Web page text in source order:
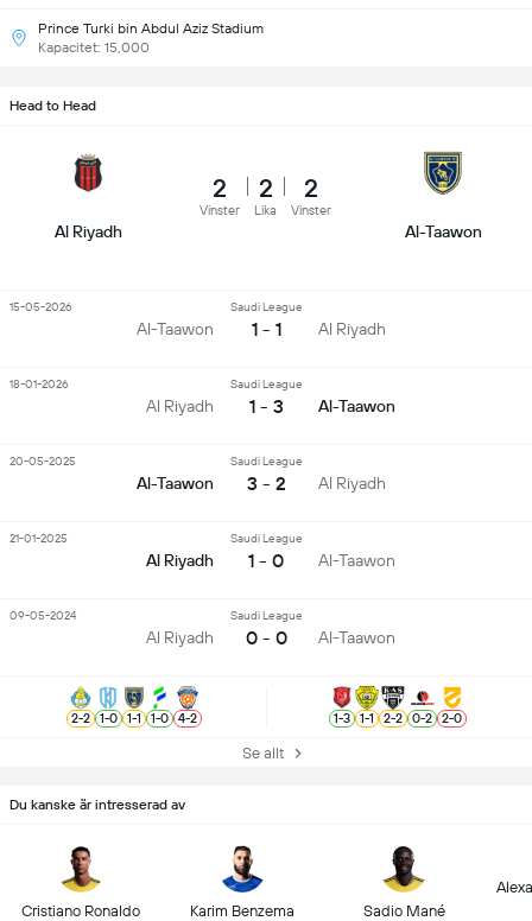
Prince Turki bin Abdul Aziz Stadium
Kapacitet: 15,000
Head to Head
Al Riyadh
2
Vinster
2
Lika
2
Vinster
Al-Taawon
Al-Taawon
Saudi League
1 - 1 Al Riyadh
15-05-2026
Al Riyadh
Saudi League
1 - 3 Al-Taawon
18-01-2026
Al-Taawon
Saudi League
3 - 2 Al Riyadh
20-05-2025
Al Riyadh
Saudi League
1 - 0 Al-Taawon
21-01-2025
Al Riyadh
Saudi League
0 - 0 Al-Taawon
09-05-2024
2-2 1-0 1-1 1-0 4-2 1-3 1-1 2-2 0-2 2-0
Se allt
Du kanske är intresserad av
Cristiano Ronaldo Karim Benzema Sadio Mané